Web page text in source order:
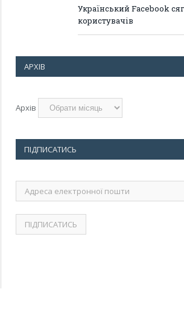
Український Facebook
користувачів
АРХІВ
Архів
ПІДПИСАТИСЬ
Адреса
електронної